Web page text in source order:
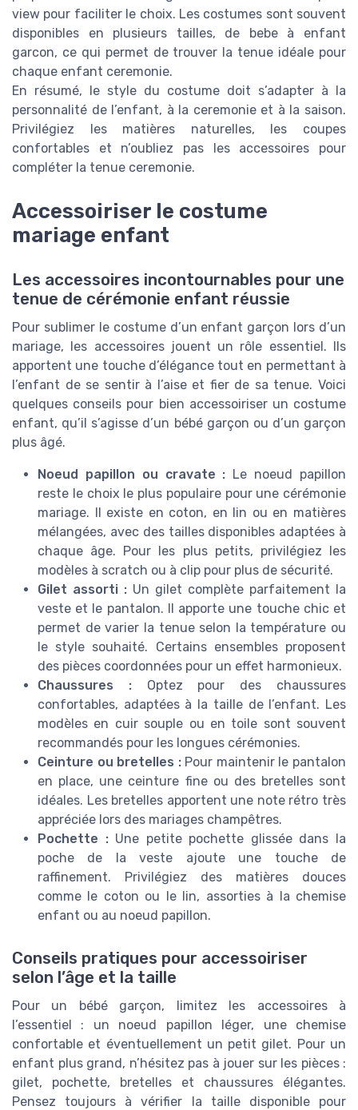
view pour faciliter le choix. Les costumes sont souvent
disponibles en plusieurs tailles, de bebe à enfant
garcon, ce qui permet de trouver la tenue idéale pour
chaque enfant ceremonie.
En résumé, le style du costume doit s’adapter à la
personnalité de l’enfant, à la ceremonie et à la saison.
Privilégiez les matières naturelles, les coupes
confortables et n’oubliez pas les accessoires pour
compléter la tenue ceremonie.
Accessoiriser le costume
mariage enfant
Les accessoires incontournables pour une
tenue de cérémonie enfant réussie
Pour sublimer le costume d’un enfant garçon lors d’un
mariage, les accessoires jouent un rôle essentiel. Ils
apportent une touche d’élégance tout en permettant à
l’enfant de se sentir à l’aise et fier de sa tenue. Voici
quelques conseils pour bien accessoiriser un costume
enfant, qu’il s’agisse d’un bébé garçon ou d’un garçon
plus âgé.
Noeud papillon ou cravate : Le noeud papillon
reste le choix le plus populaire pour une cérémonie
mariage. Il existe en coton, en lin ou en matières
mélangées, avec des tailles disponibles adaptées à
chaque âge. Pour les plus petits, privilégiez les
modèles à scratch ou à clip pour plus de sécurité.
Gilet assorti : Un gilet complète parfaitement la
veste et le pantalon. Il apporte une touche chic et
permet de varier la tenue selon la température ou
le style souhaité. Certains ensembles proposent
des pièces coordonnées pour un effet harmonieux.
Chaussures :Optez pour des chaussures
confortables, adaptées à la taille de l’enfant. Les
modèles en cuir souple ou en toile sont souvent
recommandés pour les longues cérémonies.
Ceinture ou bretelles :Pour maintenir le pantalon
en place, une ceinture fine ou des bretelles sont
idéales. Les bretelles apportent une note rétro très
appréciée lors des mariages champêtres.
Pochette :Une petite pochette glissée dans la
poche de la veste ajoute une touche de
raffinement. Privilégiez des matières douces
comme le coton ou le lin, assorties à la chemise
enfant ou au noeud papillon.
Conseils pratiques pour accessoiriser
selon l’âge et la taille
Pour un bébé garçon, limitez les accessoires à
l’essentiel : un noeud papillon léger, une chemise
confortable et éventuellement un petit gilet. Pour un
enfant plus grand, n’hésitez pas à jouer sur les pièces :
gilet, pochette, bretelles et chaussures élégantes.
Pensez toujours à vérifier la taille disponible pour